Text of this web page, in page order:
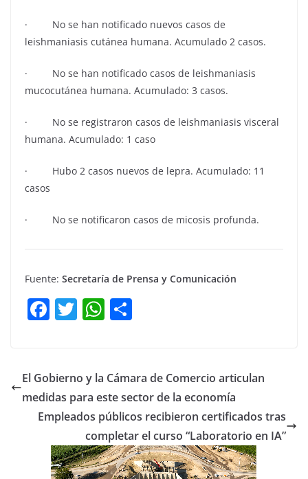
· No se han notificado nuevos casos de
leishmaniasis cutánea humana. Acumulado 2 casos.
· No se han notificado casos de leishmaniasis
mucocutánea humana. Acumulado: 3 casos.
· No se registraron casos de leishmaniasis visceral
humana. Acumulado: 1 caso
· Hubo 2 casos nuevos de lepra. Acumulado: 11
casos
· No se notificaron casos de micosis profunda.
Fuente: Secretaría de Prensa y Comunicación
F
e
b
o
o
k
T
er
W
s
A
p
p
p
ar
tir
El Gobierno y la Cámara de Comercio articulan
medidas para este sector de la economía
Empleados públicos recibieron certificados tras
completar el curso “Laboratorio en IA”